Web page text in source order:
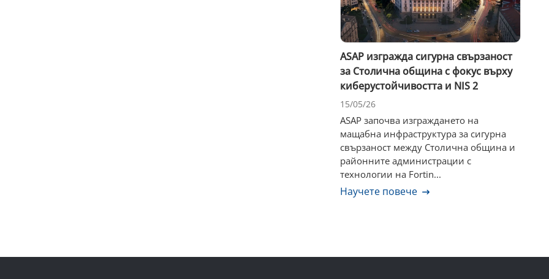
ASAP изгражда сигурна свързаност
за Столична община с фокус върху
киберустойчивостта и NIS 2
15/05/26
ASAP започва изграждането на
мащабна инфраструктура за сигурна
свързаност между Столична община и
районните администрации с
технологии на Fortin...
Научете повече